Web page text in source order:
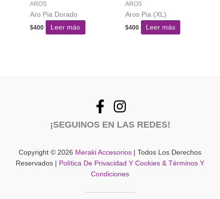
AROS
Aro Pia Dorado
$400 Leer más
AROS
Aros Pia (XL)
$400 Leer más
¡SEGUINOS EN LAS REDES!
Copyright © 2026 Meraki Accesorios | Todos Los Derechos
Reservados |
Política De Privacidad Y Cookies & Términos Y
Condiciones